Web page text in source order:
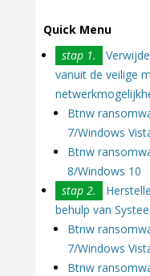
Quick Menu
stap 1.
vanuit de veilige
Btnw
7/Windows
Btnw
8/Windows 10
stap 2.
behulp van
Btnw
7/Windows
Btnw